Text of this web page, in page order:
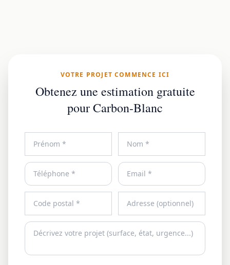
VOTRE PROJET COMMENCE ICI
Obtenez une estimation gratuite
pour Carbon-Blanc